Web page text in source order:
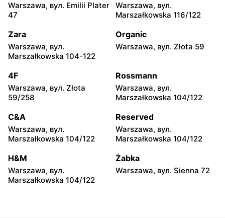
CCC
Józefa Piłsudskiego 31C
CCC
CCC CCC
CCC
Podkowa Leśna, вул.
CCC
Radzymin, вул. Konstytucji
CCC
Błonie, вул. Powstańców 12
CCC
Nowy Dwór Mazowiecki,
CCC
Mińsk Mazowiecki, вул.
CCC
Warszawa, вул. Emilii Plater
47
Warszawa, вул.
Marszałkowska 116/122
Zara
Warszawa, вул.
Marszałkowska 104-122
Organic
Warszawa, вул. Złota 59
4F
Warszawa, вул. Złota
59/258
Rossmann
Warszawa, вул.
Marszałkowska 104/122
C&A
Warszawa, вул.
Marszałkowska 104/122
Reserved
Warszawa, вул.
Marszałkowska 104/122
H&M
Warszawa, вул.
Marszałkowska 104/122
Żabka
Warszawa, вул. Sienna 72